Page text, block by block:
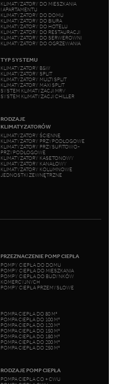
KLIMATYZATORY DO MIESZKANIA
I APARTAMENTU
KLIMATYZATORY DO DOMU
KLIMATYZATORY DO BIURA
KLIMATYZATORY DO HOTELU
KLIMATYZATORY DO RESTAURACJI
KLIMATYZATORY DO SERWEROWNI
KLIMATYZATORY DO OGRZEWANIA
TYP SYSTEMU
KLIMATYZATORY B&W
KLIMATYZATORY SPLIT
KLIMATYZATORY MULTI SPLIT
KLIMATYZATORY MAXI SPLIT
SYSTEM KLIMATYZACJI MRV
SYSTEM KLIMATYZACJI CHILLER
RODZAJE
KLIMATYZATORÓW
KLIMATYZATORY ŚCIENNE
KLIMATYZATORY PRZYPODŁOGOWE
KLIMATYZATORY PRZYSUFITOWO-
PRZYPODŁOGOWE
KLIMATYZATORY KASETONOWY
KLIMATYZATORY KANAŁOWY
KLIMATYZATORY KOLUMNOWE
JEDNOSTKI ZEWNĘTRZNE
PRZEZNACZENIE POMP CIEPŁA
POMPY CIEPŁA DO DOMU
POMPY CIEPŁA DO MIESZKANIA
POMPY CIEPŁA DO BUDYNKÓW
KOMERCYJNYCH
POMPY CIEPŁA PRZEMYSŁOWE
POMPA CIEPŁA DO 80 M²
POMPA CIEPŁA DO 100 M²
POMPA CIEPŁA DO 120 M²
POMPA CIEPŁA DO 150 M²
POMPA CIEPŁA DO 180 M²
POMPA CIEPŁA DO 200 M²
POMPA CIEPŁA DO 250 M²
RODZAJE POMP CIEPŁA
POMPA CIEPŁA CO + CWU